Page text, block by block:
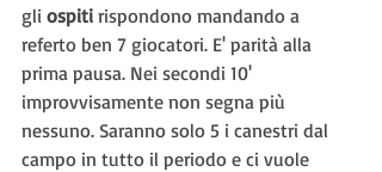
gli ospiti rispondono mandando a
referto ben 7 giocatori. E' parità alla
prima pausa. Nei secondi 10'
improvvisamente non segna più
nessuno. Saranno solo 5 i canestri dal
campo in tutto il periodo e ci vuole